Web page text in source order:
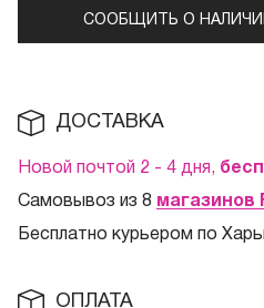
СООБЩИТЬ О
ДОСТАВКА
Новой почтой 2 - 4 дня,
Самовывоз из 8 магазинов
Бесплатно курьером по
ОПЛАТА